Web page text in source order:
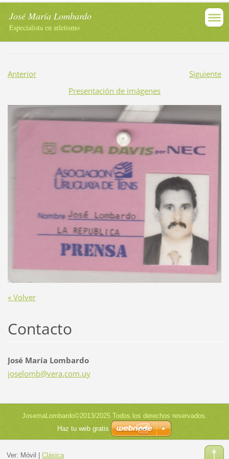
José María Lombardo
Especialista en atletismo
Anterior
Siguiente
Presentación de imágenes
« Volver
Contacto
José María Lombardo
joselomb@vera.com.uy
JosemaLombardo©2013/2025 Todos los derechos reservados.
Haz tu web gratis
Ver: Móvil Clásica